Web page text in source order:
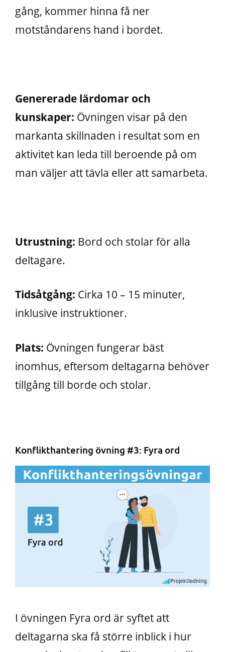
gång, kommer hinna få ner
motståndarens hand i bordet.
Genererade lärdomar och
kunskaper: Övningen visar på den
markanta skillnaden i resultat som en
aktivitet kan leda till beroende på om
man väljer att tävla eller att samarbeta.
Utrustning: Bord och stolar för alla
deltagare.
Tidsåtgång: Cirka 10 – 15 minuter,
inklusive instruktioner.
Plats: Övningen fungerar bäst
inomhus, eftersom deltagarna behöver
tillgång till borde och stolar.
Konflikthantering övning #3: Fyra ord
I övningen Fyra ord är syftet att
deltagarna ska få större inblick i hur